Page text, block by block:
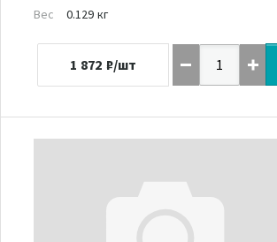
Вес
0.129 кг
1 872 ₽/шт